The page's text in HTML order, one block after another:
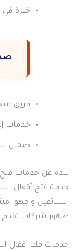
خبرة في
فريق
خدمات
ضمان
نبذة عن خدمات
السائقين واجهوا
ظهور شركات تقدم
خدمات فك أقفال